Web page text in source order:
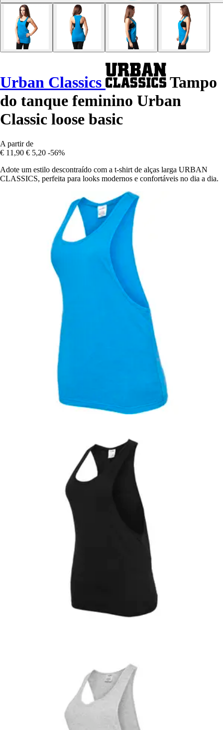
Urban Classics
Tampo
do tanque feminino Urban
Classic loose basic
A partir de
€ 11,90 € 5,20 -56%
Adote um estilo descontraído com a t-shirt de alças larga URBAN
CLASSICS, perfeita para looks modernos e confortáveis no dia a dia.